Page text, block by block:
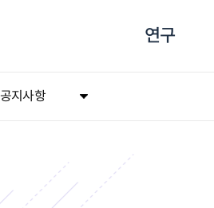
연구
공지사항